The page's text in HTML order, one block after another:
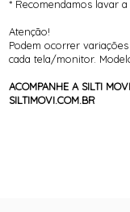
* Recomendamos lavar
Atenção!
Podem ocorrer
cada tela/monitor.
ACOMPANHE A SILTI
SILTIMOVI.COM.BR